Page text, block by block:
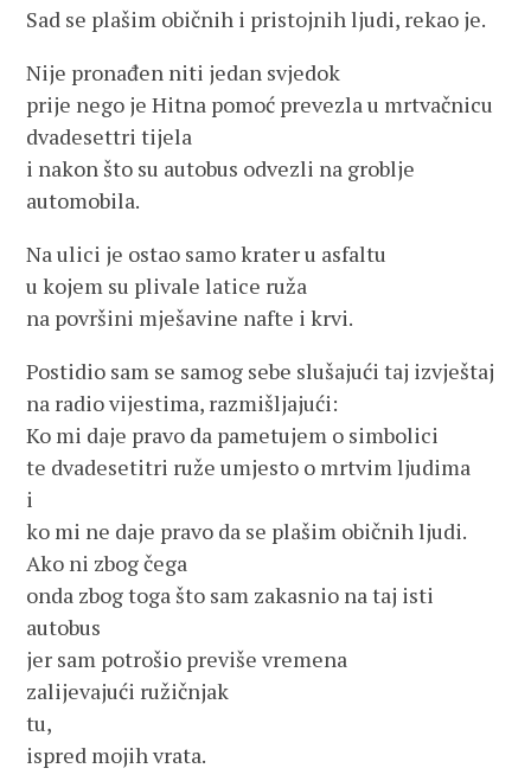
Sad se plašim običnih i pristojnih ljudi, rekao je.
Nije pronađen niti jedan svjedok
prije nego je Hitna pomoć prevezla u mrtvačnicu
dvadesettri tijela
i nakon što su autobus odvezli na groblje
automobila.
Na ulici je ostao samo krater u asfaltu
u kojem su plivale latice ruža
na površini mješavine nafte i krvi.
Postidio sam se samog sebe slušajući taj izvještaj
na radio vijestima, razmišljajući:
Ko mi daje pravo da pametujem o simbolici
te dvadesetitri ruže umjesto o mrtvim ljudima
i
ko mi ne daje pravo da se plašim običnih ljudi.
Ako ni zbog čega
onda zbog toga što sam zakasnio na taj isti
autobus
jer sam potrošio previše vremena
zalijevajući ružičnjak
tu,
ispred mojih vrata.